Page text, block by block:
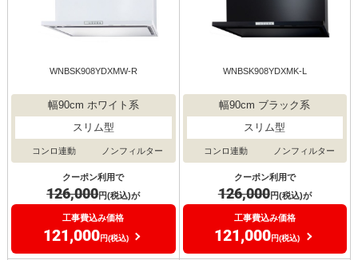
WNBSK908YDXMW-R
幅90cm ホワイト系
スリム型
コンロ連動 ノンフィルター
クーポン利用で
126,000円(税込)が
工事費込み価格
121,000円(税込)
WNBSK908YDXMK-L
幅90cm ブラック系
スリム型
コンロ連動 ノンフィルター
クーポン利用で
126,000円(税込)が
工事費込み価格
121,000円(税込)